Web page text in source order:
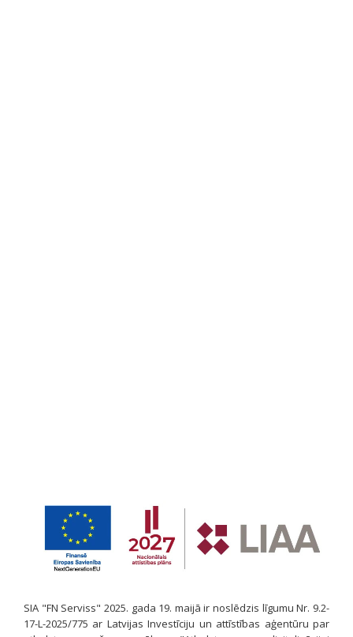
SIA "FN Serviss" 2025. gada 19. maijā ir noslēdzis līgumu Nr. 9.2-
17-L-2025/775 ar Latvijas Investīciju un attīstības aģentūru par